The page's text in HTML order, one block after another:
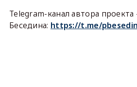
Telegram-канал автора
Беседина: https://t.me/